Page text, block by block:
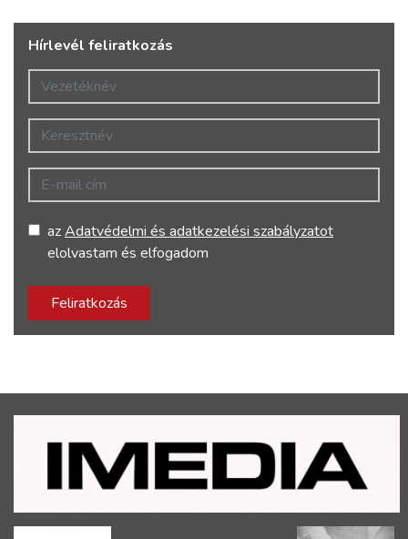
Hírlevél feliratkozás
Vezetéknév
Keresztnév
E-mail cím
azAdatvédelmi és adatkezelési szabályzatot
elolvastam és elfogadom
Feliratkozás